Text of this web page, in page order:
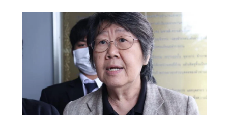
บัญชีสต็อกจริงตั้งแต่โรงกลั่นถึงปั๊ม ซัดหน่วยงานรัฐทำงานไม่
ตรงจุด ตั้งคำถามใครอยู่เบื้องหลัง